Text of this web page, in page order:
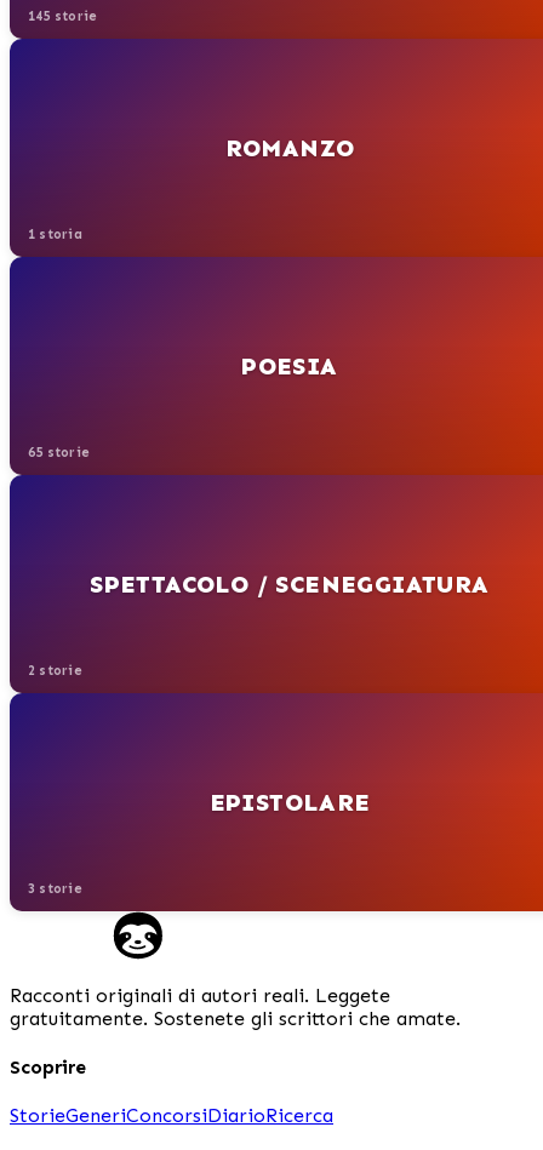
145 storie
ROMANZO
1 storia
POESIA
65 storie
SPETTACOLO / SCENEGGIATURA
2 storie
EPISTOLARE
3 storie
Racconti originali di autori reali. Leggete
gratuitamente. Sostenete gli scrittori che amate.
Scoprire
StorieGeneriConcorsiDiarioRicerca